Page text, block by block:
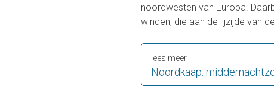
noordwesten van Europa.
winden, die aan de lijzijde van
Noordkaap:
lees meer